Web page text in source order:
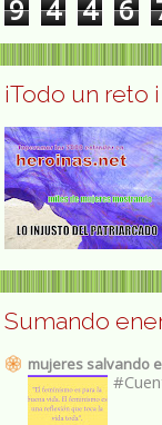
9 4 4 6
¡Todo un reto ¡
Sumando
mujeres salvando